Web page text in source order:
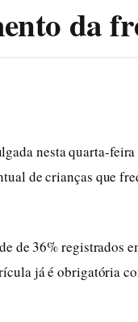
da
nesta quarta-
de crianças que
de 36% registrados
já é obrigatória